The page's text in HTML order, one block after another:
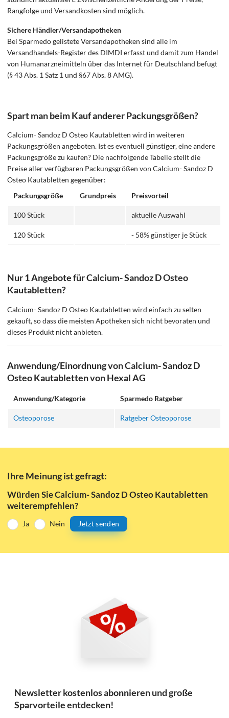
Rangfolge und Versandkosten sind möglich.
Sichere Händler/Versandapotheken
Bei Sparmedo gelistete Versandapotheken sind alle im
Versandhandels-Register des DIMDI erfasst und damit zum Handel
von Humanarzneimitteln über das Internet für Deutschland befugt
(§ 43 Abs. 1 Satz 1 und §67 Abs. 8 AMG).
Spart man beim Kauf anderer Packungsgrößen?
Calcium- Sandoz D Osteo Kautabletten wird in weiteren
Packungsgrößen angeboten. Ist es eventuell günstiger, eine andere
Packungsgröße zu kaufen? Die nachfolgende Tabelle stellt die
Preise aller verfügbaren Packungsgrößen von Calcium- Sandoz D
Osteo Kautabletten gegenüber:
Packungsgröße
Grundpreis Preisvorteil
100 Stück aktuelle Auswahl
120 Stück - 58% günstiger je Stück
Nur 1 Angebote für Calcium- Sandoz D Osteo
Kautabletten?
Calcium- Sandoz D Osteo Kautabletten wird einfach zu selten
gekauft, so dass die meisten Apotheken sich nicht bevoraten und
dieses Produkt nicht anbieten.
Anwendung/Einordnung von Calcium- Sandoz D
Osteo Kautabletten von Hexal AG
Anwendung/Kategorie Sparmedo Ratgeber
Osteoporose Ratgeber Osteoporose
Ihre Meinung ist gefragt:
Würden Sie Calcium- Sandoz D Osteo Kautabletten
weiterempfehlen?
Ja Nein Jetzt senden
Newsletter kostenlos abonnieren und große
Sparvorteile entdecken!